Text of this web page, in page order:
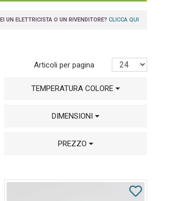
UN ELETTRICISTA O UN RIVENDITORE?CLICCA QUI
Articoli per pagina
TEMPERATURA COLORE
DIMENSIONI
PREZZO